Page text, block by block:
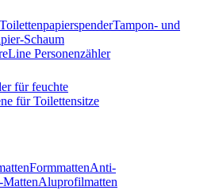
ToilettenpapierspenderTampon- und
Schaum
Personenzähler
für feuchte
für Toilettensitze
FormmattenAnti-
MattenAluprofilmatten